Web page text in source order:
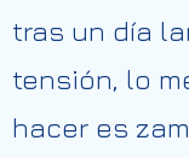
tras un día
tensión, lo
hacer es